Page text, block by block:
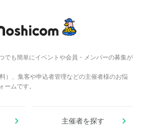
でも簡単にイベントや会員・メンバーの募集が
）、集客や申込者管理などの主催者様のお悩
ームです。
主催者を探す